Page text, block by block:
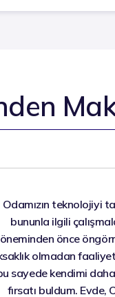
Odamızın teknolojiyi
bununla ilgili
önce
olmadan
sayede kendimi
fırsatı buldum. Evde,